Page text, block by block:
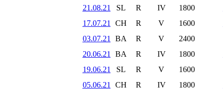
21.08.21
SL R IV 1800
17.07.21
CH R V 1600
03.07.21
BA R V 2400
20.06.21
BA R IV 1800
19.06.21
SL R V 1600
05.06.21
CH R IV 1800